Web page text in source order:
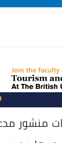
منشور